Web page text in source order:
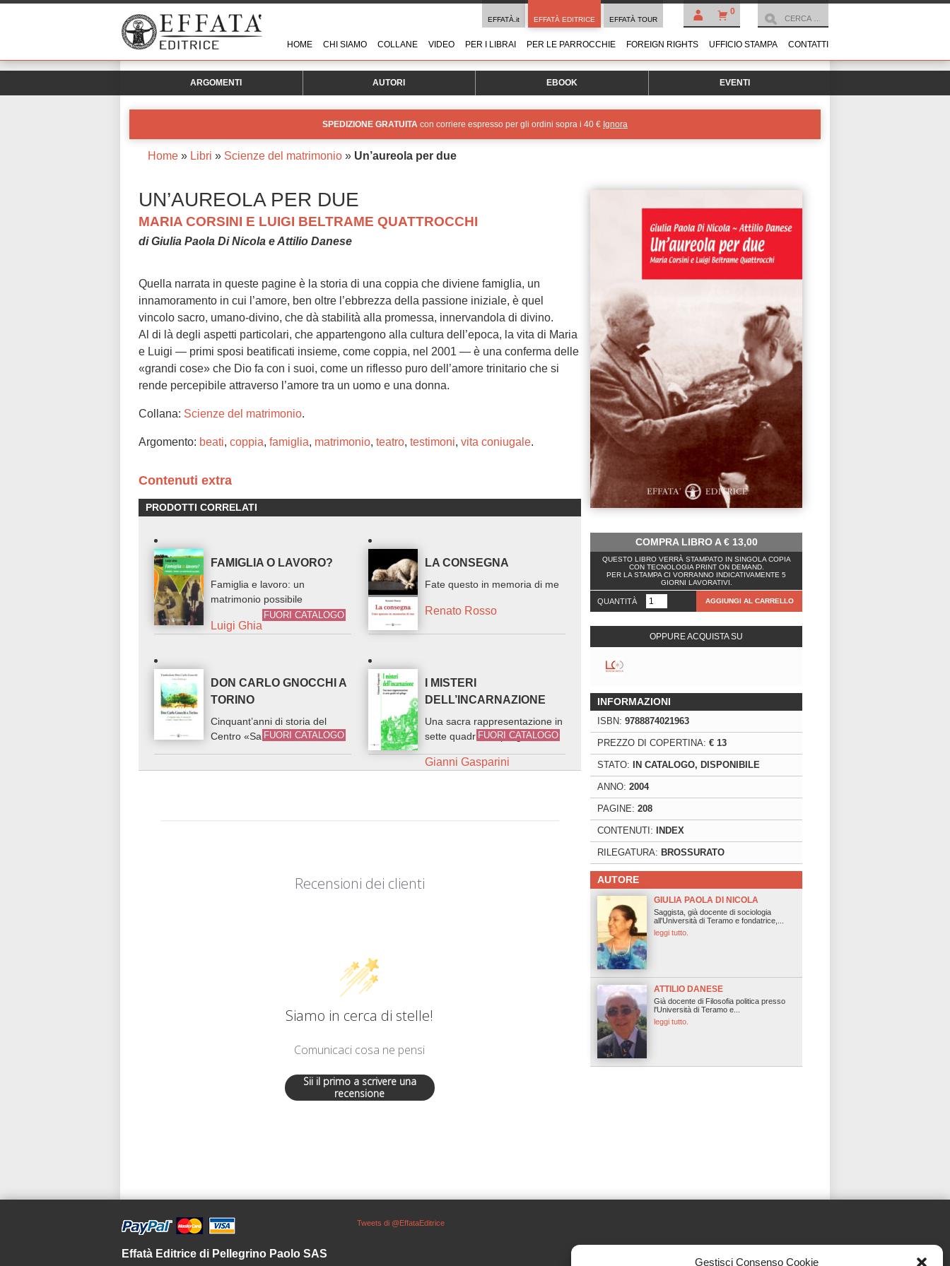
Gestisci Consenso Cookie
0
EFFATÀ.it EFFATÀ EDITRICE EFFATÀ TOUR
HOME CHI SIAMO COLLANE VIDEO PER I LIBRAI PER LE PARROCCHIE FOREIGN RIGHTS UFFICIO STAMPA CONTATTI
ARGOMENTI AUTORI EBOOK EVENTI
SPEDIZIONE GRATUITA con corriere espresso per gli ordini sopra i 40 € Ignora
Home » Libri » Scienze del matrimonio » Un’aureola per due
COMPRA LIBRO A€13,00
QUESTO LIBRO VERRÀ STAMPATO IN SINGOLA COPIA
CON TECNOLOGIA PRINT ON DEMAND.
PER LA STAMPA CI VORRANNO INDICATIVAMENTE 5
GIORNI LAVORATIVI.
QUANTITÀ AGGIUNGI AL CARRELLO
OPPURE ACQUISTA SU
INFORMAZIONI
ISBN: 9788874021963
PREZZO DI COPERTINA: € 13
STATO: IN CATALOGO, DISPONIBILE
ANNO: 2004
PAGINE: 208
CONTENUTI: INDEX
RILEGATURA: BROSSURATO
AUTORE
GIULIA PAOLA DI NICOLA
Saggista, già docente di sociologia
all'Università di Teramo e fondatrice,...
leggi tutto.
ATTILIO DANESE
Già docente di Filosofia politica presso
l'Università di Teramo e...
leggi tutto.
UN’AUREOLA PER DUE
MARIA CORSINI E LUIGI BELTRAME QUATTROCCHI
di Giulia Paola Di Nicola e Attilio Danese
Quella narrata in queste pagine è la storia di una coppia che diviene famiglia, un
innamoramento in cui l’amore, ben oltre l’ebbrezza della passione iniziale, è quel
vincolo sacro, umano-divino, che dà stabilità alla promessa, innervandola di divino.
Al di là degli aspetti particolari, che appartengono alla cultura dell’epoca, la vita di Maria
e Luigi — primi sposi beatificati insieme, come coppia, nel 2001 — è una conferma delle
«grandi cose» che Dio fa con i suoi, come un riflesso puro dell’amore trinitario che si
rende percepibile attraverso l’amore tra un uomo e una donna.
Collana: Scienze del matrimonio.
Argomento: beati, coppia, famiglia, matrimonio, teatro, testimoni, vita coniugale.
Contenuti extra
PRODOTTI CORRELATI
FAMIGLIA O LAVORO?
Famiglia e lavoro: un
matrimonio possibile
Luigi Ghia
FUORI CATALOGO
LA CONSEGNA
Fate questo in memoria di me
Renato Rosso
DON CARLO GNOCCHI A
TORINO
Cinquant’anni di storia del
Centro «Santa Maria ai Colli»
FUORI CATALOGO
I MISTERI
DELL’INCARNAZIONE
Una sacra rappresentazione in
sette quadri ed epilogo
Gianni Gasparini
FUORI CATALOGO
Recensioni dei clienti
Siamo in cerca di stelle!
Comunicaci cosa ne pensi
Sii il primo a scrivere una
recensione
Effatà Editrice di Pellegrino Paolo SAS
Tweets di @EffataEditrice